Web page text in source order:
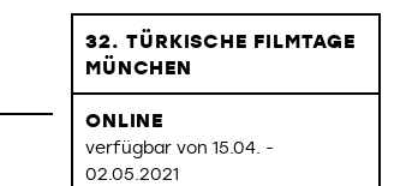
32. TÜRKISCHE FILMTAGE
MÜNCHEN
ONLINE
verfügbar von 15.04. -
02.05.2021